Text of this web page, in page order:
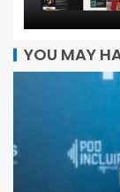
YOU MAY